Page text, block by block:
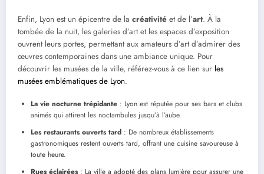
Enfin, Lyon est un épicentre de la créativité et de l’art. À la
tombée de la nuit, les galeries d’art et les espaces d’exposition
ouvrent leurs portes, permettant aux amateurs d’art d’admirer des
œuvres contemporaines dans une ambiance unique. Pour
découvrir les musées de la ville, référez-vous à ce lien sur les
musées emblématiques de Lyon.
La vie nocturne trépidante : Lyon est réputée pour ses bars et clubs
animés qui attirent les noctambules jusqu’à l’aube.
Les restaurants ouverts tard : De nombreux établissements
gastronomiques restent ouverts tard, offrant une cuisine savoureuse à
toute heure.
Rues éclairées: La ville a adopté des plans lumière pour assurer une